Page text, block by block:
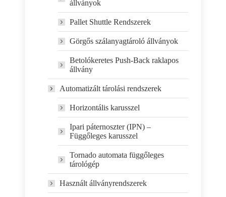
állványok
Pallet Shuttle Rendszerek
Görgős szálanyagtároló állványok
Betolókeretes Push-Back raklapos
állvány
Automatizált tárolási rendszerek
Horizontális karusszel
Ipari páternoszter (IPN) –
Függőleges karusszel
Tornado automata függőleges
tárológép
Használt állványrendszerek